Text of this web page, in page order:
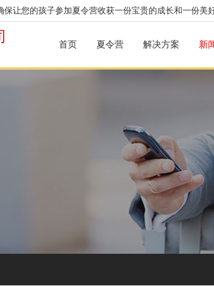
让您的孩子参加夏令营收获一份宝贵的成长和一份美
首页 夏令营 解决方案 新